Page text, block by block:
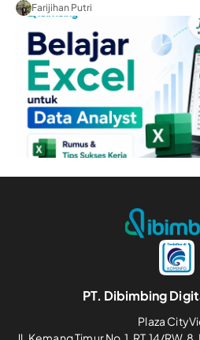
Farijihan Putri
PT. Dibimbing
Plaza